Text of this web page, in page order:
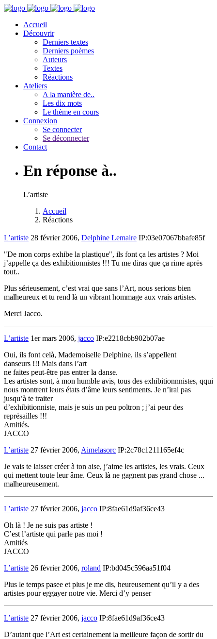
Accueil
Découvrir
Derniers textes
Derniers poèmes
Auteurs
Textes
Réactions
Ateliers
A la manière de..
Les dix mots
Le thème en cours
Connexion
Se connecter
Se déconnecter
Contact
En réponse à..
L’artiste
Accueil
Réactions
L’artiste 28 février 2006, Delphine Lemaire IP:03e07067bbafe85f
"De mon corps exhibe la plastique", ils font ça les artistes ? Moi
j’appelle ça des exhibitionnistes !!! Tu me diras que ça rime après
tout..
Plus sérieusement, c’est vrai que sans l’Art, nous serions bien
malheureux et tu rend là un vibrant hommage aux vrais artistes.
Merci Jacco.
L’artiste 1er mars 2006, jacco IP:e2218cbb902b07ae
Oui, ils font celà, Mademoiselle Delphine, ils s’appellent
danseurs !!! Mais dans l’art
ne faites peut-être pas entrer la danse.
Les artistes sont, à mon humble avis, tous des exhibitionnnistes, qqui
nous montrent leurs états d’âme leurs sentiments. Je n’irai pas
jusqu’à te traiter
d’exhibitionniste, mais je suis un peu poltron ; j’ai peur des
représailles !!!
Amitiés.
JACCO
L’artiste 27 février 2006, Aimelasorc IP:2c78c1211165ef4c
Je vais te laisser créer à ton aise, j’aime les artistes, les vrais. Ceux
qui mettent toute leur âme. Ceux là ne gagnent pas grand chose ...
malheureusement.
L’artiste 27 février 2006, jacco IP:8fae61d9af36ce43
Oh là ! Je ne suis pas artiste !
C’est l’artiste qui parle pas moi !
Amitiés
JACCO
L’artiste 26 février 2006, roland IP:bd045c596aa51f04
Plus le temps pasee et plus je me dis, heureusement qu’il y a des
artistes pour eggayer notre vie. Merci d’y penser
L’artiste 27 février 2006, jacco IP:8fae61d9af36ce43
D’autant que l’Art est certainement la meilleure façon de sortir du